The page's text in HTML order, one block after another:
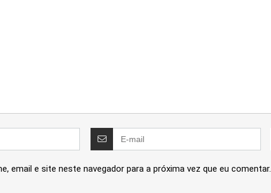
email e site neste navegador para a próxima vez que eu comentar.